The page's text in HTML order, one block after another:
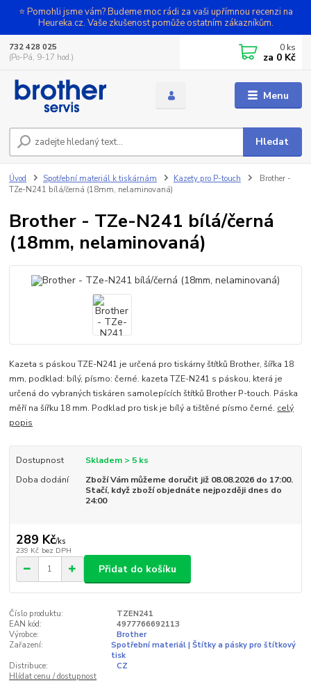
⭐ Pomohli jsme vám? Budeme moc rádi za vaši upřímnou recenzi na
Heureka.cz. Vaše zkušenost pomůže ostatním zákazníkům.
Menu
Hledat
732 428 025
(Po-Pá, 9-17 hod.)
0 ks
za 0 Kč
Úvod Spotřební materiál k tiskárnám Kazety pro P-touch
Brother -
TZe-N241 bílá/černá (18mm, nelaminovaná)
Brother - TZe-N241 bílá/černá
(18mm, nelaminovaná)
Kazeta s páskou TZE-N241 je určená pro tiskárny štítků Brother, šířka 18
mm, podklad: bílý, písmo: černé. kazeta TZE-N241 s páskou, která je
určená do vybraných tiskáren samolepících štítků Brother P-touch. Páska
měří na šířku 18 mm. Podklad pro tisk je bílý a tištěné písmo černé. celý
popis
Dostupnost
Skladem > 5 ks
Doba dodání
Zboží Vám můžeme doručit již 08.08.2026 do 17:00.
Stačí, když zboží objednáte nejpozději dnes do
24:00
289 Kč/ks
239 Kč bez DPH
Přidat do košíku
Číslo produktu:
TZEN241
EAN kód:
4977766692113
Výrobce:
Brother
Zařazení:
Spotřební materiál | Štítky a pásky pro štítkový
tisk
Distribuce:
CZ
Hlídat cenu / dostupnost